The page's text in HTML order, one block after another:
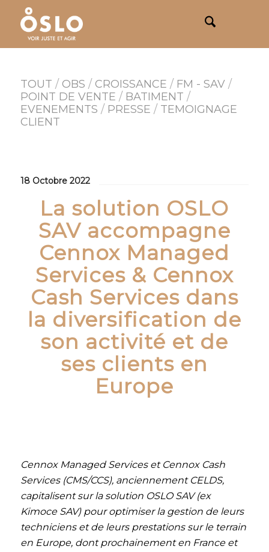
TOUT / OBS / CROISSANCE / FM - SAV/
POINT DE VENTE / BATIMENT /
EVENEMENTS / PRESSE / TEMOIGNAGE
CLIENT
18 Octobre 2022
La solution OSLO
SAV accompagne
Cennox Managed
Services & Cennox
Cash Services dans
la diversification de
son activité et de
ses clients en
Europe
Cennox Managed Services et Cennox Cash
Services (CMS/CCS), anciennement CELDS,
capitalisent sur la solution OSLO SAV (ex
Kimoce SAV) pour optimiser la gestion de leurs
techniciens et de leurs prestations sur le terrain
en Europe, dont prochainement en France et